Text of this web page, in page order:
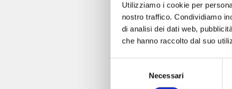
Utilizziamo i cookie per
nostro traffico. Condividiamo
di analisi dei dati web,
che hanno raccolto dal suo
Necessari